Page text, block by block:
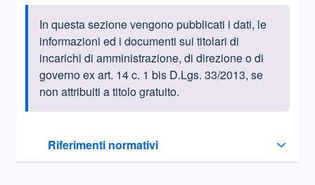
Informazioni introduttive
In questa sezione vengono pubblicati i dati, le
informazioni ed i documenti sui titolari di
incarichi di amministrazione, di direzione o di
governo ex art. 14 c. 1 bis D.Lgs. 33/2013, se
non attribuiti a titolo gratuito.
Riferimenti normativi
Sezione compressa